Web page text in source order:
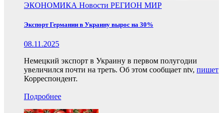
ЭКОНОМИКА Новости РЕГИОН МИР
Экспорт Германии в Украину вырос на 30%
08.11.2025
Немецкий экспорт в Украину в первом полугодии
увеличился почти на треть. Об этом сообщает ntv, пишет
Корреспондент.
Подробнее